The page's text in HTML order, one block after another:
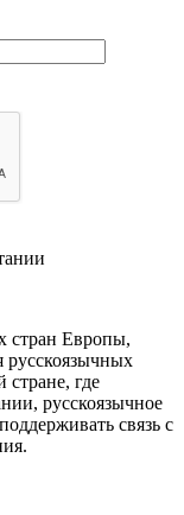
стран Европы,
русскоязычных
где
русскоязычное
связь с